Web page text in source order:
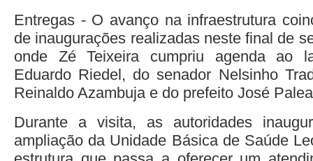
Entregas - O avanço na infraestrutura
de inaugurações realizadas neste final de
onde Zé Teixeira cumpriu agenda ao
Eduardo Riedel, do senador Nelsinho
Reinaldo Azambuja e do prefeito José
Durante a visita, as autoridades
ampliação da Unidade Básica de Saúde